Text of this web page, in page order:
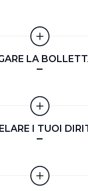
direttamente
di
in alto a destra in
assenza di
della
LA
I TUOI